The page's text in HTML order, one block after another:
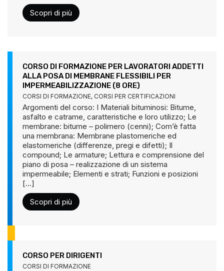
Scopri di più
CORSO DI FORMAZIONE PER LAVORATORI ADDETTI
ALLA POSA DI MEMBRANE FLESSIBILI PER
IMPERMEABILIZZAZIONE (8 ORE)
CORSI DI FORMAZIONE, CORSI PER CERTIFICAZIONI
Argomenti del corso: I Materiali bituminosi: Bitume,
asfalto e catrame, caratteristiche e loro utilizzo; Le
membrane: bitume – polimero (cenni); Com’è fatta
una membrana: Membrane plastomeriche ed
elastomeriche (differenze, pregi e difetti); Il
compound; Le armature; Lettura e comprensione del
piano di posa – realizzazione di un sistema
impermeabile; Elementi e strati; Funzioni e posizioni
[...]
Scopri di più
CORSO PER DIRIGENTI
CORSI DI FORMAZIONE